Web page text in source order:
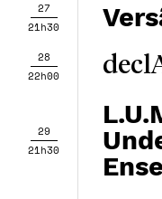
27
21h30
28
22h00
29
21h30